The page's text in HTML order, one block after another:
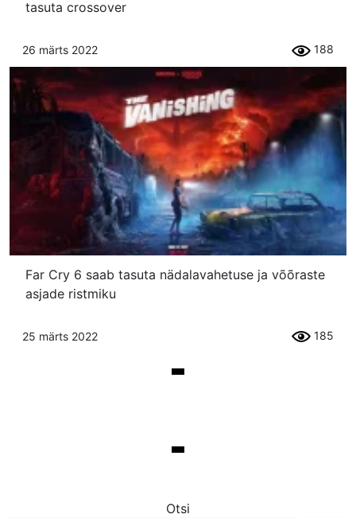
tasuta crossover
26 märts 2022 188
Far Cry 6 saab tasuta nädalavahetuse ja võõraste
asjade ristmiku
25 märts 2022 185
Otsi